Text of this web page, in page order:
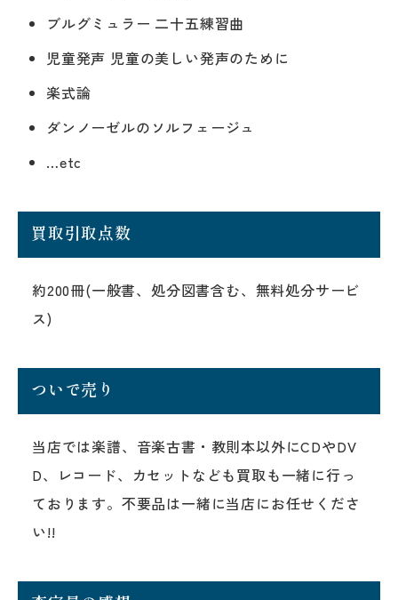
ブルグミュラー 二十五練習曲
児童発声 児童の美しい発声のために
楽式論
ダンノーゼルのソルフェージュ
…etc
買取引取点数
約200冊(一般書、処分図書含む、無料処分サービ
ス)
ついで売り
当店では楽譜、音楽古書・教則本以外にCDやDV
D、レコード、カセットなども買取も一緒に行っ
ております。不要品は一緒に当店にお任せくださ
い!!